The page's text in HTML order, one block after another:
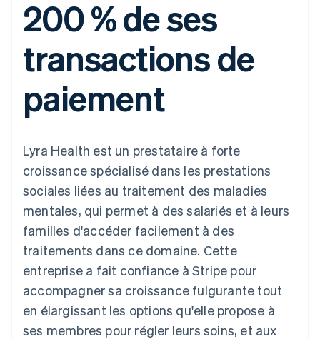
Moyens de
paiement
de 125
Terminal
personne
Authorization
optimisée
Paiements
accélérés
Connections
Comptes
associés
Recognition
Comptabilité
automatisée
Stripe Sigma
Rapports
personnalisés
Synchronisation
des données
Product roadmap
Découvrez les prochaines évolutions
l’application
Marketplaces
Gestion financière
Plateformes
SaaS
Entreprises d'IA
Économie des
créateurs
Jeux
loisirs
Assurance
Médias et
divertissements
Organisations à but
non lucratif
Services aux
entreprises
Secteur public
Commerce en ligne
Gérer des
abonnements
Proposer une
facturation à l'usage
Émettre des cartes
bancaires adossées à
des stablecoins
Fournir et gérer des
services avec des
Ressources
Intégrations
d'applications
Exemples de code
Blog des développeurs
État de l'API
Entreprise
Roadmap produit
Sessions : conférence
annuelle
Communiqués de
presse
Contact
Contacter notre équipe
Devenir partenaire
200 % de ses
transactions de
paiement
Lyra Health est un prestataire à forte
croissance spécialisé dans les prestations
sociales liées au traitement des maladies
mentales, qui permet à des salariés et à leurs
familles d'accéder facilement à des
traitements dans ce domaine. Cette
entreprise a fait confiance à Stripe pour
accompagner sa croissance fulgurante tout
en élargissant les options qu'elle propose à
ses membres pour régler leurs soins, et aux